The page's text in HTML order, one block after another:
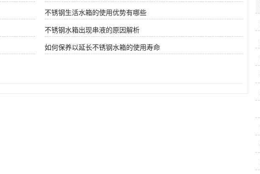
不锈钢生活水箱的使用优势有哪些
不锈钢水箱出现串液的原因解析
如何保养以延长不锈钢水箱的使用寿命